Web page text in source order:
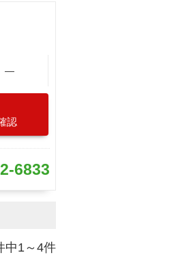
―
認
6833
中1～4件